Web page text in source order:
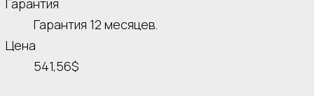
Гарантия
Гарантия 12 месяцев.
Цена
541,56$